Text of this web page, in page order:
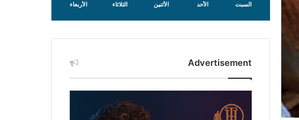
السبت الأحد الأثنين الثلاثاء الأربعاء
Advertisement